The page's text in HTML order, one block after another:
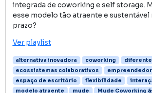
integrada de coworking e self storage.
esse modelo tão atraente e sustentável
prazo?
Ver playlist
alternativa inovadora coworking
ecossistemas colaborativos
espaço de escritório
flexibilidade
modelo atraente
mude
Mude Coworking